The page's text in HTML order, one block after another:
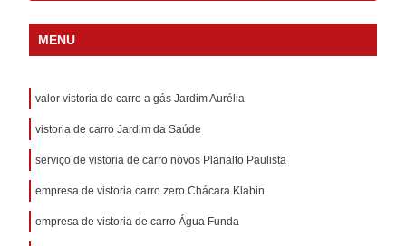
MENU
valor vistoria de carro a gás Jardim Aurélia
vistoria de carro Jardim da Saúde
serviço de vistoria de carro novos Planalto Paulista
empresa de vistoria carro zero Chácara Klabin
empresa de vistoria de carro Água Funda